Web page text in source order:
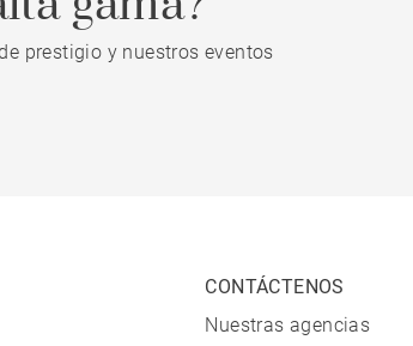
prestigio y nuestros eventos
CONTÁCTENOS
Nuestras agencias